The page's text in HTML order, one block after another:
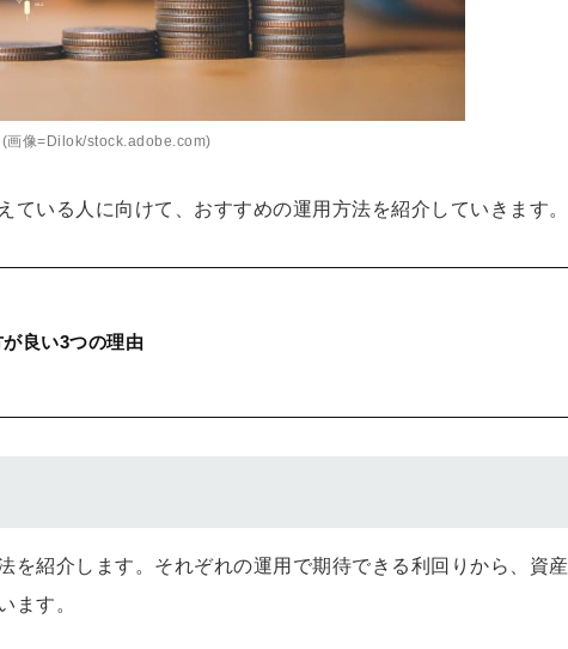
(画像=Dilok/stock.adobe.com)
いる人に向けて、おすすめの運用方法を紹介していきます。
良い3つの理由
を紹介します。それぞれの運用で期待できる利回りから、資
ます。